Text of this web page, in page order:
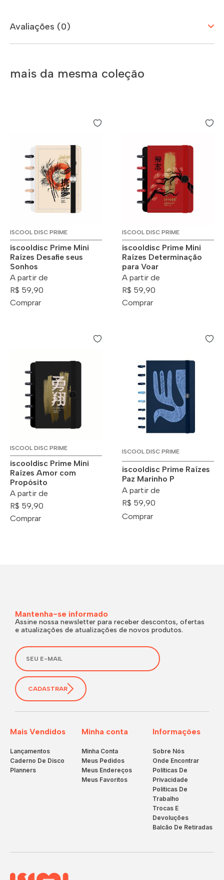
Avaliações (0)
mais da mesma coleção
ISCOOL DISC PRIME
iscooldisc Prime Mini
Raízes Desafie seus
Sonhos
A partir de
R$ 59,90
Comprar
ISCOOL DISC PRIME
iscooldisc Prime Mini
Raízes Determinação
para Voar
A partir de
R$ 59,90
Comprar
ISCOOL DISC PRIME
iscooldisc Prime Mini
Raízes Amor com
Propósito
A partir de
R$ 59,90
Comprar
ISCOOL DISC PRIME
iscooldisc Prime Raízes
Paz Marinho P
A partir de
R$ 59,90
Comprar
Mais Vendidos
Lançamentos
Caderno De Disco
Planners
Minha conta
Minha Conta
Meus Pedidos
Meus Endereços
Meus Favoritos
Informações
Sobre Nós
Onde Encontrar
Políticas De
Privacidade
Políticas De
Trabalho
Trocas E
Devoluções
Balcão De Retiradas
Mantenha-se informado
Assine nossa newsletter para receber descontos, ofertas
e atualizações de atualizações de novos produtos.
CADASTRAR